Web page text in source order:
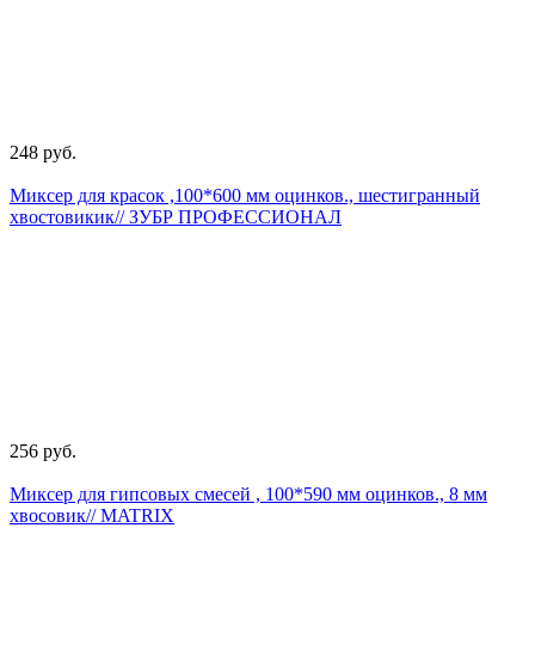
248 руб.
Миксер для красок ,100*600 мм оцинков., шестигранный
хвостовикик// ЗУБР ПРОФЕССИОНАЛ
256 руб.
Миксер для гипсовых смесей , 100*590 мм оцинков., 8 мм
хвосовик// MATRIX